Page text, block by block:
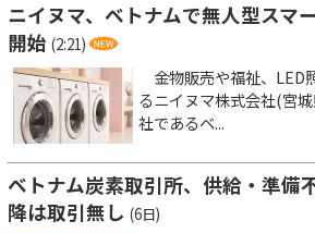
ニイヌマ、ベトナムで無人型スマ
開始 (2:21)
金物販売や福祉、LED
るニイヌマ株式会社(宮
社であるベ...
ベトナム炭素取引所、供給・準
降は取引無し (6日)